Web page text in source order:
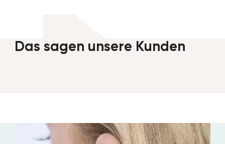
Das sagen unsere Kunden